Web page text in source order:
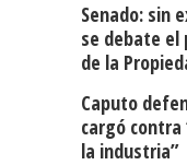
Senado: sin
se debate el
de la
Caputo
cargó
la industria”